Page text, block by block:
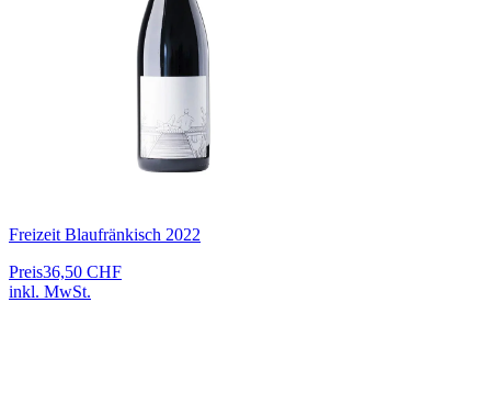
Freizeit Blaufränkisch 2022
Preis36,50 CHF
inkl. MwSt.